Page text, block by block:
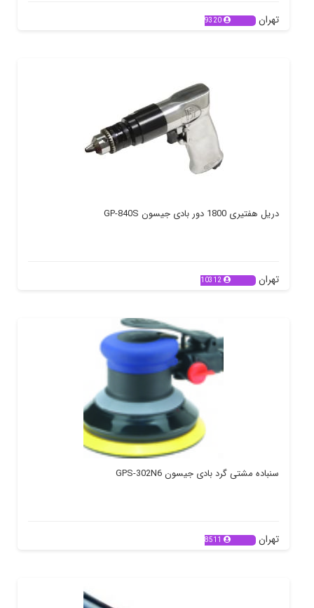
تهران 9320
دریل هفتیری 1800 دور بادی جیسون GP-840S
تهران 10312
سنباده مشتی گرد بادی جیسون GPS-302N6
تهران 8511